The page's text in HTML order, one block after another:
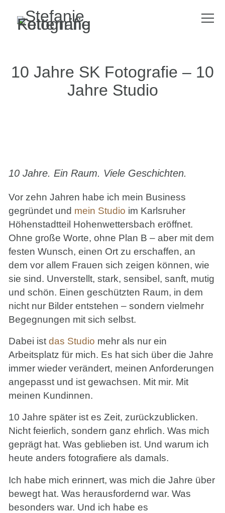
10 Jahre SK Fotografie – 10
Jahre Studio
10 Jahre. Ein Raum. Viele Geschichten.
Vor zehn Jahren habe ich mein Business
gegründet und mein Studio im Karlsruher
Höhenstadtteil Hohenwettersbach eröffnet.
Ohne große Worte, ohne Plan B – aber mit dem
festen Wunsch, einen Ort zu erschaffen, an
dem vor allem Frauen sich zeigen können, wie
sie sind. Unverstellt, stark, sensibel, sanft, mutig
und schön. Einen geschützten Raum, in dem
nicht nur Bilder entstehen – sondern vielmehr
Begegnungen mit sich selbst.
Dabei ist das Studio mehr als nur ein
Arbeitsplatz für mich. Es hat sich über die Jahre
immer wieder verändert, meinen Anforderungen
angepasst und ist gewachsen. Mit mir. Mit
meinen Kundinnen.
10 Jahre später ist es Zeit, zurückzublicken.
Nicht feierlich, sondern ganz ehrlich. Was mich
geprägt hat. Was geblieben ist. Und warum ich
heute anders fotografiere als damals.
Ich habe mich erinnert, was mich die Jahre über
bewegt hat. Was herausfordernd war. Was
besonders war. Und ich habe es